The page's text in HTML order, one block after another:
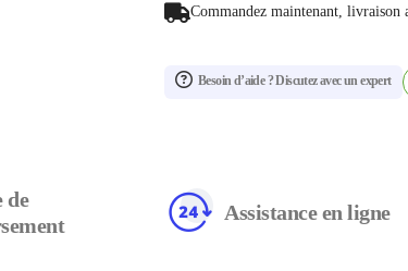
Commandez maintenant, livraison
Besoin d’aide ? Discutez avec un expert
de
Assistance en ligne